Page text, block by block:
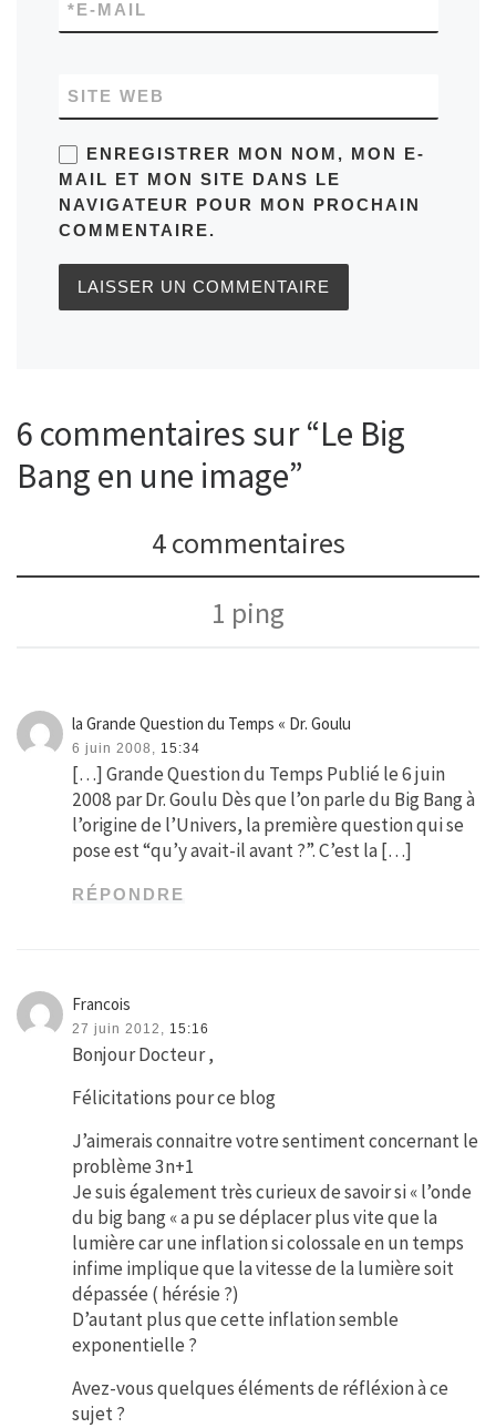
E-MAIL
*
SITE WEB
ENREGISTRER MON NOM, MON E-
MAIL ET MON SITE DANS LE
NAVIGATEUR POUR MON PROCHAIN
COMMENTAIRE.
6 commentaires sur “Le Big
Bang en une image”
4 commentaires
1 ping
la Grande Question du Temps « Dr. Goulu
6 juin 2008, 15:34
[…] Grande Question du Temps Publié le 6 juin
2008 par Dr. Goulu Dès que l’on parle du Big Bang à
l’origine de l’Univers, la première question qui se
pose est “qu’y avait-il avant ?”. C’est la […]
RÉPONDRE
Francois
27 juin 2012, 15:16
Bonjour Docteur ,
Félicitations pour ce blog
J’aimerais connaitre votre sentiment concernant le
problème 3n+1
Je suis également très curieux de savoir si « l’onde
du big bang « a pu se déplacer plus vite que la
lumière car une inflation si colossale en un temps
infime implique que la vitesse de la lumière soit
dépassée ( hérésie ?)
D’autant plus que cette inflation semble
exponentielle ?
Avez-vous quelques éléments de réfléxion à ce
sujet ?